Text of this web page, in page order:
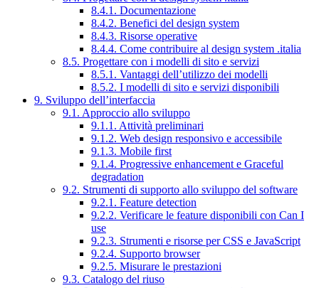
8.4.1. Documentazione
8.4.2. Benefici del design system
8.4.3. Risorse operative
8.4.4. Come contribuire al design system .italia
8.5. Progettare con i modelli di sito e servizi
8.5.1. Vantaggi dell’utilizzo dei modelli
8.5.2. I modelli di sito e servizi disponibili
9. Sviluppo dell’interfaccia
9.1. Approccio allo sviluppo
9.1.1. Attività preliminari
9.1.2. Web design responsivo e accessibile
9.1.3. Mobile first
9.1.4. Progressive enhancement e Graceful
degradation
9.2. Strumenti di supporto allo sviluppo del software
9.2.1. Feature detection
9.2.2. Verificare le feature disponibili con Can I
use
9.2.3. Strumenti e risorse per CSS e JavaScript
9.2.4. Supporto browser
9.2.5. Misurare le prestazioni
9.3. Catalogo del riuso